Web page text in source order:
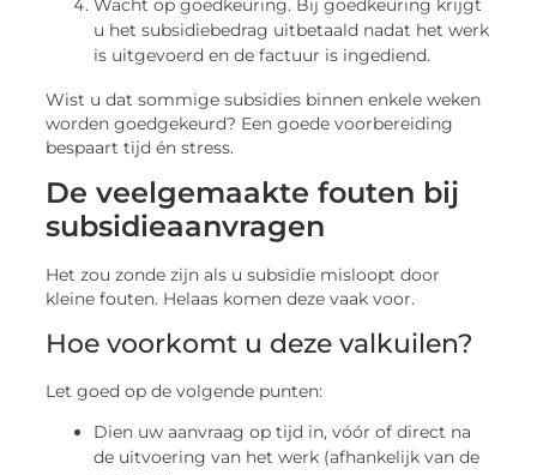
Wacht op goedkeuring. Bij goedkeuring krijgt
u het subsidiebedrag uitbetaald nadat het werk
is uitgevoerd en de factuur is ingediend.
Wist u dat sommige subsidies binnen enkele weken
worden goedgekeurd? Een goede voorbereiding
bespaart tijd én stress.
De veelgemaakte fouten bij
subsidieaanvragen
Het zou zonde zijn als u subsidie misloopt door
kleine fouten. Helaas komen deze vaak voor.
Hoe voorkomt u deze valkuilen?
Let goed op de volgende punten:
Dien uw aanvraag op tijd in, vóór of direct na
de uitvoering van het werk (afhankelijk van de